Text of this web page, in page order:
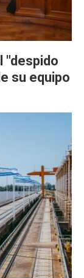
"despido
su equipo